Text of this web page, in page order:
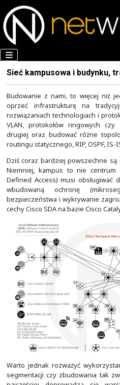
Sieć kampusowa i
Budowanie z nami, to
oprzeć infrastrukturę na
rozwiązaniach
VLAN, protokołów
drugiej oraz budować
routingu statycznego, RIP,
Dziś coraz bardziej
Niemniej, kampus to nie
Defined Access) musi
wbudowaną ochronę
bezpieczeństwa i
cechy Cisco SDA na bazie